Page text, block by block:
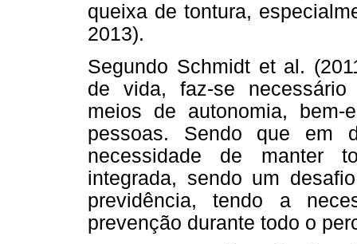
queixa de tontura,
2013).
Segundo Schmidt et al.
de vida, faz-se necessário
meios de autonomia,
pessoas. Sendo que em
necessidade de manter
integrada, sendo um
previdência, tendo a
prevenção durante todo o